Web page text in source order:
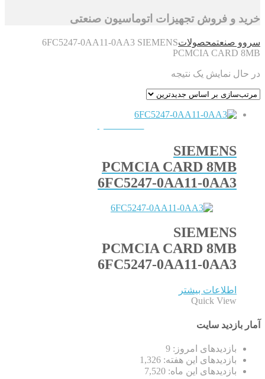
خرید و فروش تجهیزات اتوماسیون صنعتی
سروو صنعتمحصولات6FC5247-0AA11-0AA3 SIEMENS
PCMCIA CARD 8MB
در حال نمایش یک نتیجه
SIEMENS
PCMCIA CARD 8MB
6FC5247-0AA11-0AA3
SIEMENS
PCMCIA CARD 8MB
6FC5247-0AA11-0AA3
اطلاعات بیشتر
Quick View
آمار بازدید سایت
بازدیدهای امروز: 9
بازدیدهای این هفته: 1,326
بازدیدهای این ماه: 7,520